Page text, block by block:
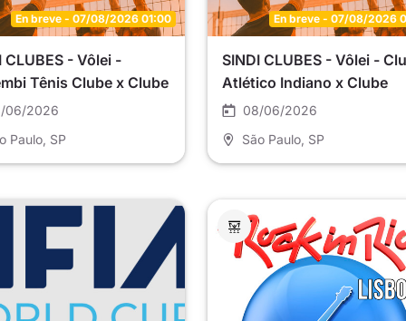
En breve - 07/08/2026 01:00
CLUBES - Vôlei -
Tênis Clube x Clube
- 2 - Master SC8 (E2)
06/2026
Paulo , SP
En breve - 07/08/2026
SINDI CLUBES - Vôlei -
Atlético Indiano x Clube
Campo Belo - R - Master
08/06/2026
São Paulo , SP